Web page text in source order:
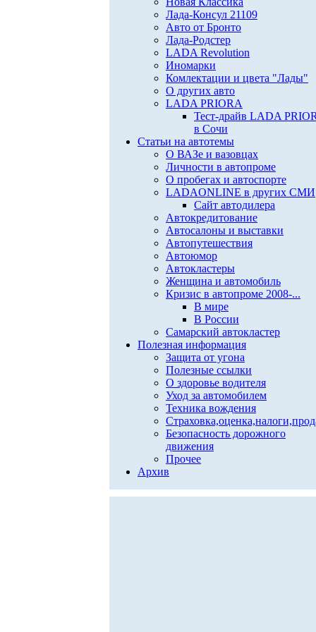
Лада-Консул 21109
Авто от Бронто
Лада-Родстер
LADA Revolution
Иномарки
Комлектации и цвета "Лады"
О других авто
LADA PRIORA
Тест-драйв LADA
в Сочи
Статьи на автотемы
О ВАЗе и вазовцах
Личности в автопроме
О пробегах и автоспорте
LADAONLINE в других СМИ
Сайт автодилера
Автокредитование
Автосалоны и выставки
Автопутешествия
Автоюмор
Автокластеры
Женщина и автомобиль
Кризис в автопроме 2008-...
В мире
В России
Самарский автокластер
Полезная информация
Защита от угона
Полезные ссылки
О здоровье водителя
Уход за автомобилем
Техника вождения
Безопасность дорожного
движения
Прочее
Архив